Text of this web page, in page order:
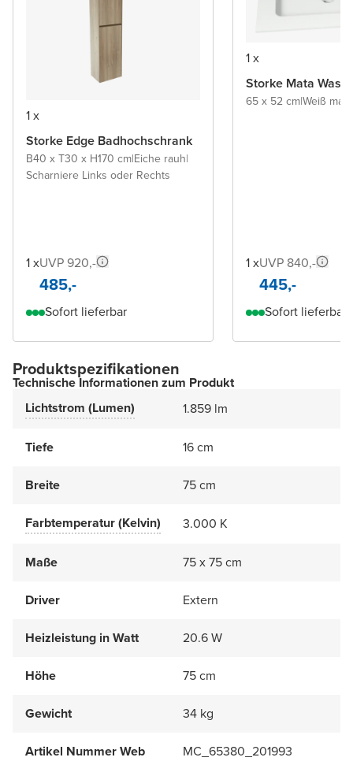
1 x
Storke Edge Badhochschrank
B40 x T30 x H170 cm|Eiche rauh|
Scharniere Links oder Rechts
1 xUVP 920,-
485,-
Sofort lieferbar
1 x
Storke Mata
65 x 52 cm|Weiß matt
1 xUVP 840,-
445,-
Sofort lieferbar
Produktspezifikationen
Technische Informationen zum Produkt
Lichtstrom (Lumen)
1.859 lm
Tiefe 16 cm
Breite 75 cm
Farbtemperatur (Kelvin) 3.000 K
Maße 75 x 75 cm
Driver Extern
Heizleistung in Watt 20.6 W
Höhe 75 cm
Gewicht 34 kg
Artikel Nummer Web
MC_65380_201993